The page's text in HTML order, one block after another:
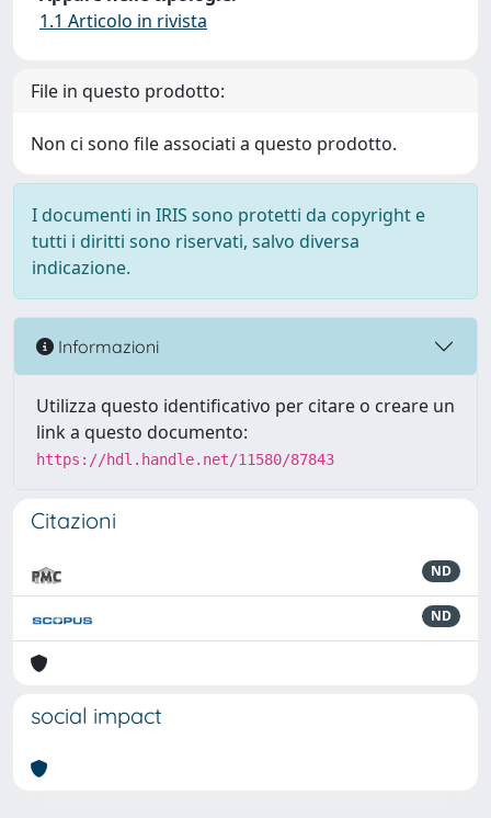
1.1 Articolo in rivista
File in questo prodotto:
Non ci sono file associati a questo prodotto.
I documenti in IRIS sono protetti da copyright e
tutti i diritti sono riservati, salvo diversa
indicazione.
Informazioni
Utilizza questo identificativo per citare o creare un
link a questo documento:
https://hdl.handle.net/11580/87843
Citazioni
ND
ND
social impact